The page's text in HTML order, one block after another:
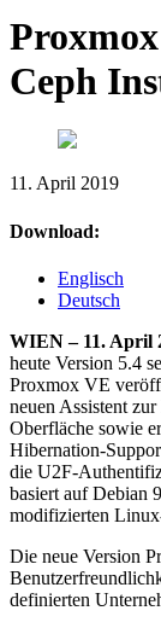
Ceph
11. April 2019
Download:
Englisch
Deutsch
WIEN – 11. April
heute Version 5.4
Proxmox VE
neuen Assistent
Oberfläche sowie
Hibernation-
die U2F-
basiert auf Debian
modifizierten
Die neue Version
definierten